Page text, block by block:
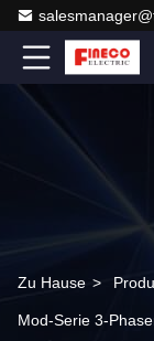
Zu Hause >
Mod-Serie 3-